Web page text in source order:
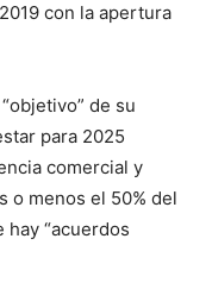
con la apertura
de su
para 2025
comercial y
o menos el 50% del
hay “acuerdos